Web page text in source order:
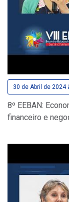
30 de Abril de 2024
8º EEBAN:
financeiro e